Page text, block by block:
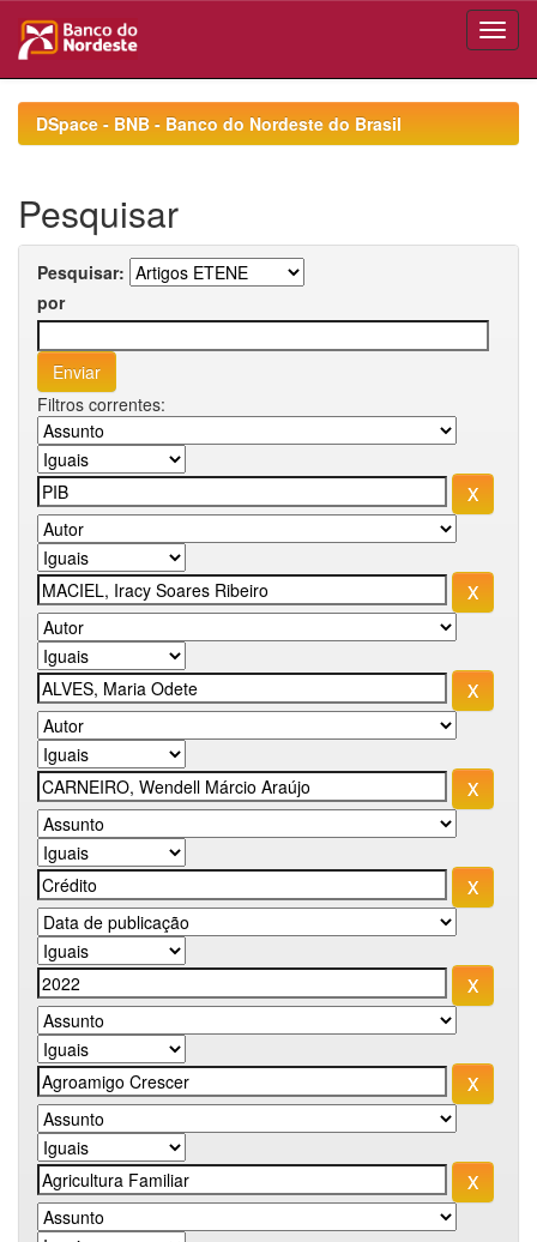
navigationDSpace - BNB - Banco do Nordeste do Brasil
Pesquisar
Pesquisar:
por
Filtros correntes: